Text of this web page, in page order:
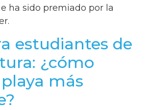
ha sido premiado por la
estudiantes de
¿cómo
más